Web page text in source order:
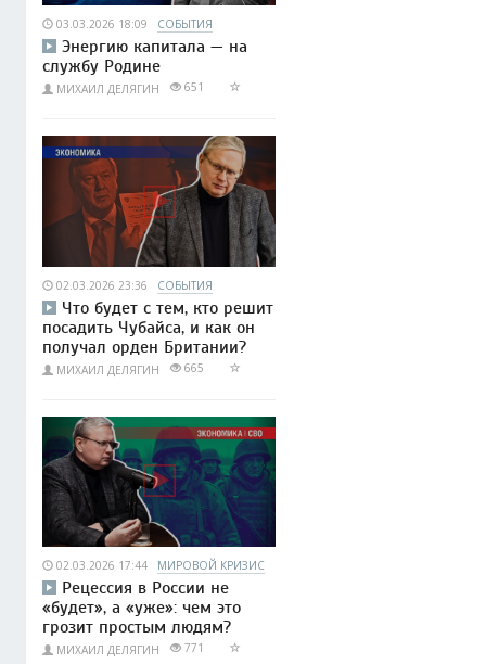
03.03.2026 18:09 СОБЫТИЯ
Энергию капитала — на
службу Родине
МИХАИЛ ДЕЛЯГИН 651
02.03.2026 23:36 СОБЫТИЯ
Что будет с тем, кто решит
посадить Чубайса, и как он
получал орден Британии?
МИХАИЛ ДЕЛЯГИН 665
02.03.2026 17:44 МИРОВОЙ КРИЗИС
Рецессия в России не
«будет», а «уже»: чем это
грозит простым людям?
МИХАИЛ ДЕЛЯГИН 771